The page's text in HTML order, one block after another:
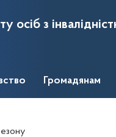
осіб з
Громадянам